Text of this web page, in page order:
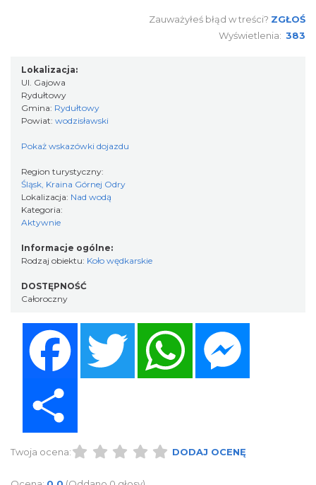
Zauważyłeś błąd w treści? ZGŁOŚ
Wyświetlenia: 383
Lokalizacja:
Ul. Gajowa
Rydułtowy
Gmina: Rydułtowy
Powiat: wodzisławski
Pokaż wskazówki dojazdu
Region turystyczny:
Śląsk, Kraina Górnej Odry
Lokalizacja: Nad wodą
Kategoria:
Aktywnie
Informacje ogólne:
Rodzaj obiektu: Koło wędkarskie
DOSTĘPNOŚĆ
Całoroczny
Twitter WhatsApp
Twoja ocena: DODAJ OCENĘ